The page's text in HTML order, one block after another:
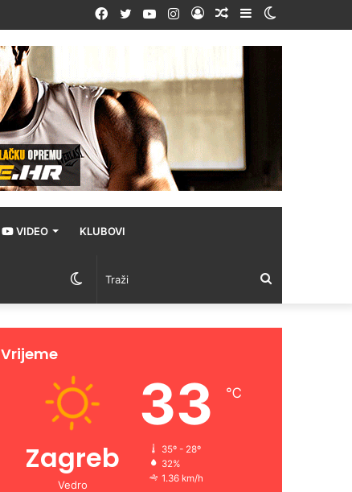
Sidebar
Random
Prijava
Instagram
YouTube
Twitter
Facebook
VIDEO KLUBOVI
Traži
Switch
skin
Vrijeme
Zagreb
Vedro
33 ℃
35º - 28º
32%
1.36 km/h